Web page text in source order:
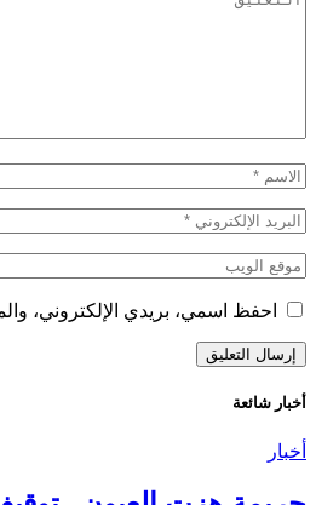
احفظ اسمي، بريدي الإلكتروني،
أخبار شائعة
أخبار